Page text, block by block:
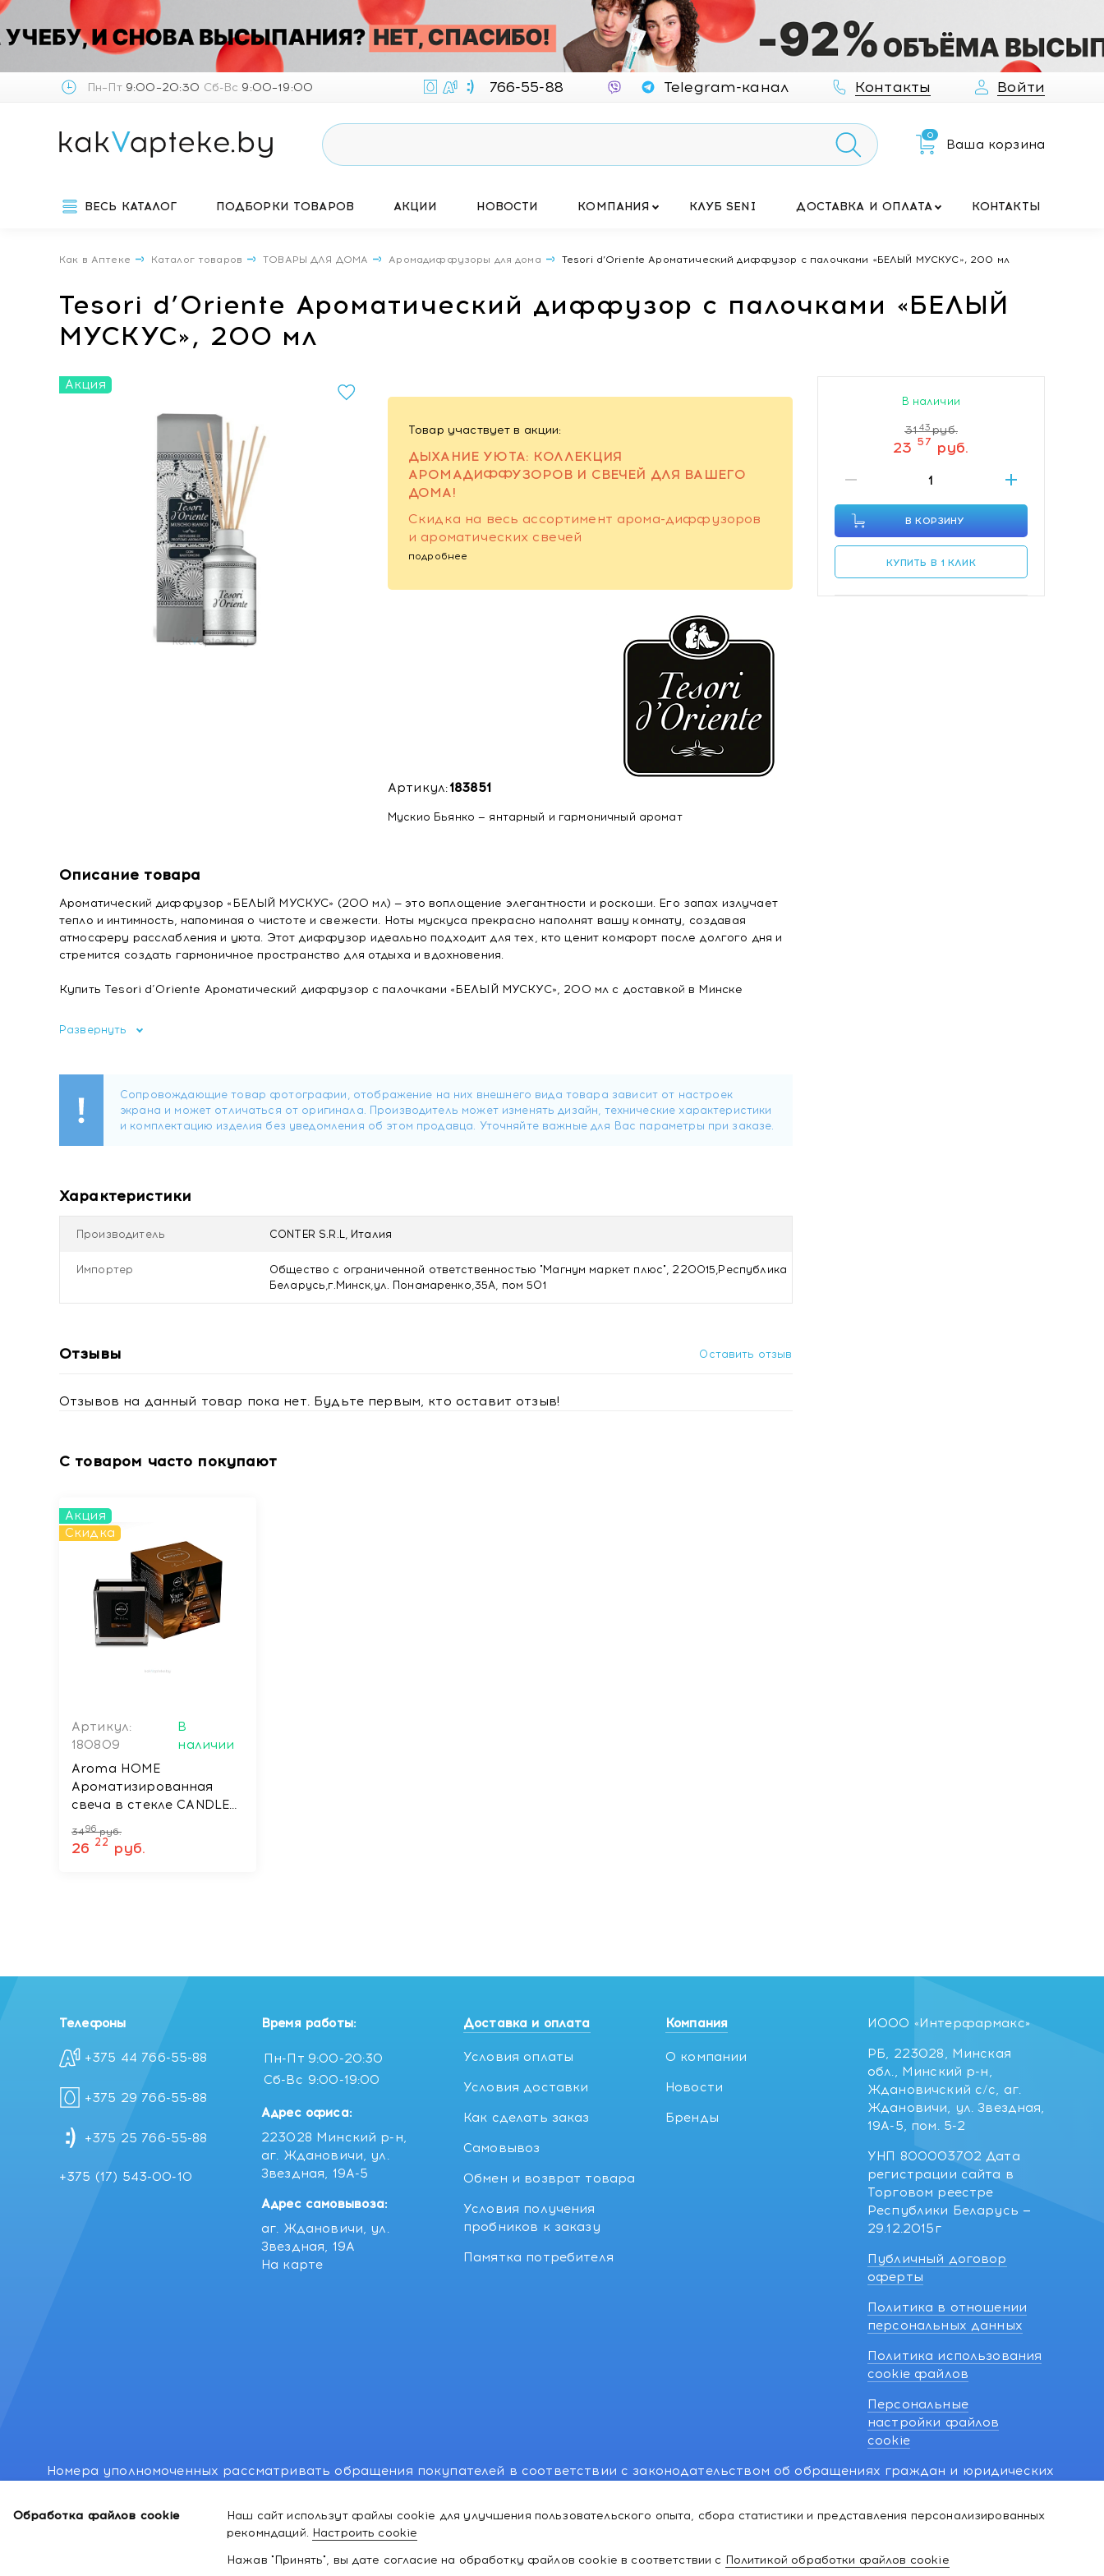
Пн–Пт9:00–20:30 Сб-Вс 9:00–19:00 766-55-88 Telegram-канал Контакты Войти
0
Ваша корзина
ВЕСЬ КАТАЛОГ ПОДБОРКИ ТОВАРОВ АКЦИИ НОВОСТИ КОМПАНИЯ КЛУБ SENI ДОСТАВКА И ОПЛАТА КОНТАКТЫ
Как в Аптеке Каталог товаров ТОВАРЫ ДЛЯ ДОМА Аромадиффузоры для дома Tesori d’Oriente Ароматический диффузор с палочками «БЕЛЫЙ МУСКУС», 200 мл
Tesori d’Oriente Ароматический диффузор с палочками «БЕЛЫЙ
МУСКУС», 200 мл
Акция
Товар участвует в акции:
ДЫХАНИЕ УЮТА: КОЛЛЕКЦИЯ
АРОМАДИФФУЗОРОВ И СВЕЧЕЙ ДЛЯ ВАШЕГО
ДОМА!
Скидка на весь ассортимент арома-диффузоров
и ароматических свечей
подробнее
Артикул:183851
Мускио Бьянко — янтарный и гармоничный аромат
Описание товара
Ароматический диффузор «БЕЛЫЙ МУСКУС» (200 мл) — это воплощение элегантности и роскоши. Его запах излучает
тепло и интимность, напоминая о чистоте и свежести. Ноты мускуса прекрасно наполнят вашу комнату, создавая
атмосферу расслабления и уюта. Этот диффузор идеально подходит для тех, кто ценит комфорт после долгого дня и
стремится создать гармоничное пространство для отдыха и вдохновения.
Купить Tesori d’Oriente Ароматический диффузор с палочками «БЕЛЫЙ МУСКУС», 200 мл с доставкой в Минске
Развернуть
Характеристики
Производитель CONTER S.R.L, Италия
Импортер
Общество с ограниченной ответственностью "Магнум маркет плюс", 220015,Республика
Беларусь,г.Минск,ул. Понамаренко,35А, пом 501
Отзывы Оставить отзыв
Отзывов на данный товар пока нет. Будьте первым, кто оставит отзыв!
С товаром часто покупают
Акция
Скидка
Артикул:
180809
В
наличии
Aroma HOME
Ароматизированная
свеча в стекле CANDLE
MAGIC PLACE, 155 гр
3496 руб.
26 22 руб.
В наличии
3143 руб.
23 57 руб.
В КОРЗИНУ
КУПИТЬ В 1 КЛИК
Обработка файлов cookie
Наш сайт использут файлы cookie для улучшения пользовательского опыта, сбора статистики и представления персонализированных
рекомндаций. Настроить cookie
Нажав "Принять", вы дате согласие на обработку файлов cookie в соответствии с Политикой обработки файлов cookie
Телефоны
+375 44 766-55-88
+375 29 766-55-88
+375 25 766-55-88
+375 (17) 543-00-10
Время работы:
Пн-Пт 9:00-20:30
Сб-Вс 9:00-19:00
Адрес офиса:
223028 Минский р-н,
аг. Ждановичи, ул.
Звездная, 19А-5
Адрес самовывоза:
аг. Ждановичи, ул.
Звездная, 19А
На карте
Доставка и оплата
Условия оплаты
Условия доставки
Как сделать заказ
Самовывоз
Обмен и возврат товара
Условия получения
пробников к заказу
Памятка потребителя
Компания
О компании
Новости
Бренды
ИООО «Интерфармакс»
РБ, 223028, Минская
обл., Минский р-н,
Ждановичский с/с, аг.
Ждановичи, ул. Звездная,
19А-5, пом. 5-2
УНП 800003702 Дата
регистрации сайта в
Торговом реестре
Республики Беларусь —
29.12.2015г
Публичный договор
оферты
Политика в отношении
персональных данных
Политика использования
cookie файлов
Персональные
настройки файлов
cookie
Номера уполномоченных рассматривать обращения покупателей в соответствии с законодательством об обращениях граждан и юридических
Номер и адрес электронной почты лица, уполномоченного рассматривать обращения покупателей о нарушении их прав, предусмотренных
законодательством о защите прав потребителей:766-55-88 (для всех мобильных операторов), info@kakvapteke.by